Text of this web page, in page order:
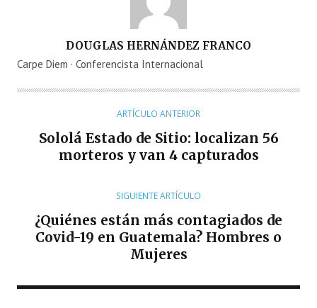
U
O
DOUGLAS HERNÁNDEZ FRANCO
Carpe Diem · Conferencista Internacional
ARTÍCULO ANTERIOR
Sololá Estado de Sitio: localizan 56
morteros y van 4 capturados
SIGUIENTE ARTÍCULO
¿Quiénes están más contagiados de
Covid-19 en Guatemala? Hombres o
Mujeres